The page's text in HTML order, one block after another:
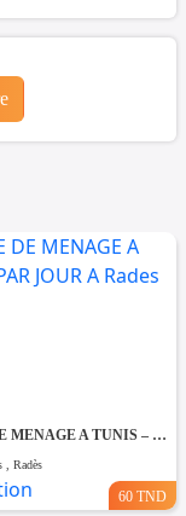
FEMME DE MENAGE A TUNIS – PAR JOUR A Rades
, Radès
60 TND